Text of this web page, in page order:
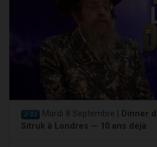
J-32 Mardi 8 Septembre |
Dinner
Sitruk à Londres — 10 ans déjà